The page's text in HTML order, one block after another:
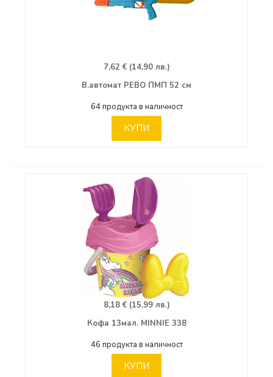
7,62 € (14,90 лв.)
В.автомат РЕВО ПМП 52 см
64 продукта в наличност
КУПИ
8,18 € (15,99 лв.)
Кофа 13мал. MINNIE 338
46 продукта в наличност
КУПИ